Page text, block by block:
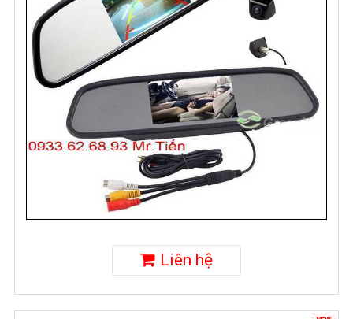
Liên hệ